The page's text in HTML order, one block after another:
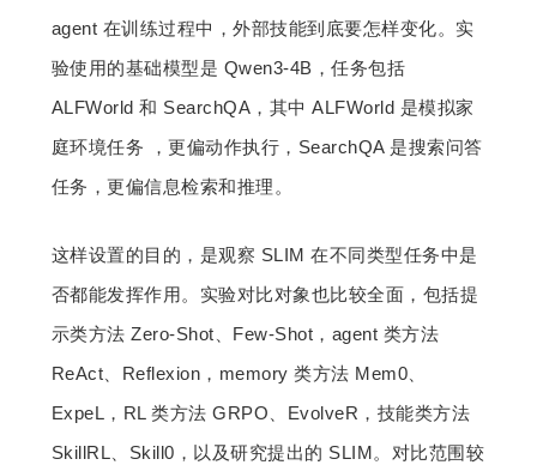
agent 在训练过程中，外部技能到底要怎样变化。实
验使用的基础模型是 Qwen3-4B，任务包括
ALFWorld 和 SearchQA，其中 ALFWorld 是模拟家
庭环境任务 ，更偏动作执行，SearchQA 是搜索问答
任务，更偏信息检索和推理。
这样设置的目的，是观察 SLIM 在不同类型任务中是
否都能发挥作用。实验对比对象也比较全面，包括提
示类方法 Zero-Shot、Few-Shot，agent 类方法
ReAct、Reflexion，memory 类方法 Mem0、
ExpeL，RL 类方法 GRPO、EvolveR，技能类方法
SkillRL、Skill0，以及研究提出的 SLIM。对比范围较